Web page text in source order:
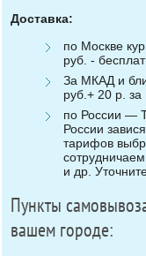
Доставка:
по Москве
руб. -
За МКАД и
руб.+ 20 р. за
по России —
России
тарифов
и др.
Пункты
вашем городе: